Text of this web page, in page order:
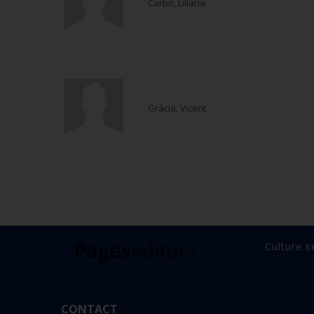
Carbó, Liliana
Gràcia, Vicent
Culture
CONTACT